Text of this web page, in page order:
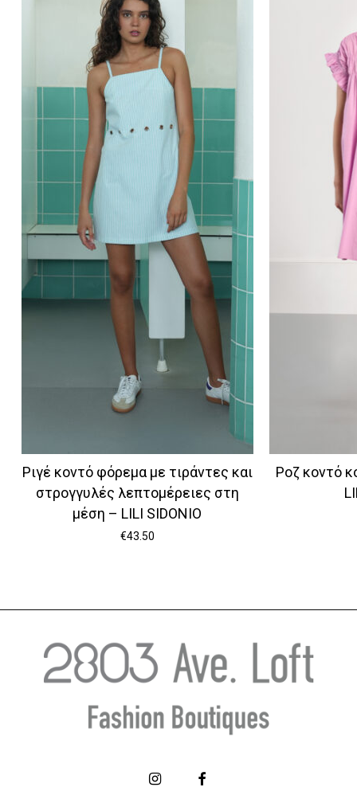
Ριγέ κοντό φόρεμα με τιράντες και
στρογγυλές λεπτομέρειες στη
μέση – LILI SIDONIO
€43.50
Ροζ κοντό